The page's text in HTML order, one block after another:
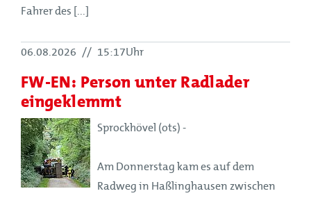
Fahrer des [...]
06.08.2026 // 15:17Uhr
FW-EN: Person unter Radlader
eingeklemmt
Sprockhövel (ots) -
Am Donnerstag kam es auf dem
Radweg in Haßlinghausen zwischen